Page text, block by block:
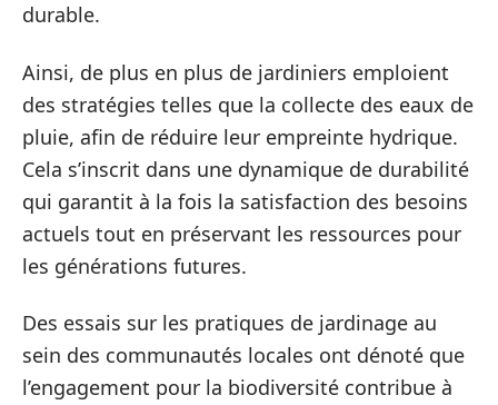
durable.
Ainsi, de plus en plus de jardiniers emploient
des stratégies telles que la collecte des eaux de
pluie, afin de réduire leur empreinte hydrique.
Cela s’inscrit dans une dynamique de durabilité
qui garantit à la fois la satisfaction des besoins
actuels tout en préservant les ressources pour
les générations futures.
Des essais sur les pratiques de jardinage au
sein des communautés locales ont dénoté que
l’engagement pour la biodiversité contribue à